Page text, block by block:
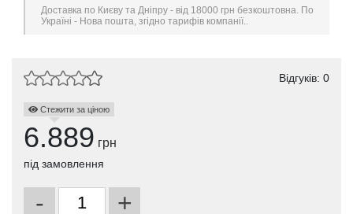
Доставка по Києву та Дніпру - від 18000 грн безкоштовна. По
Україні - Нова пошта, згідно тарифів компанії..
Відгуків: 0
Стежити за ціною
6.889 грн
під замовлення
- +